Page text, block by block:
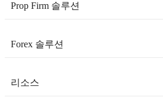
Prop Firm 솔루션
Forex 솔루션
리소스